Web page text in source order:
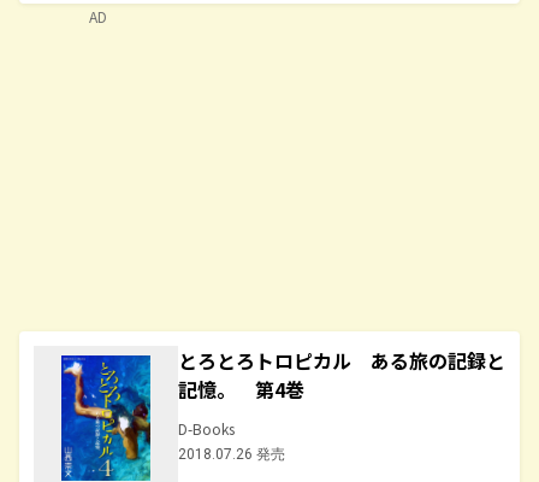
とろとろトロピカル ある旅の記録と
記憶。 第4巻
D-Books
2018.07.26 発売
AD